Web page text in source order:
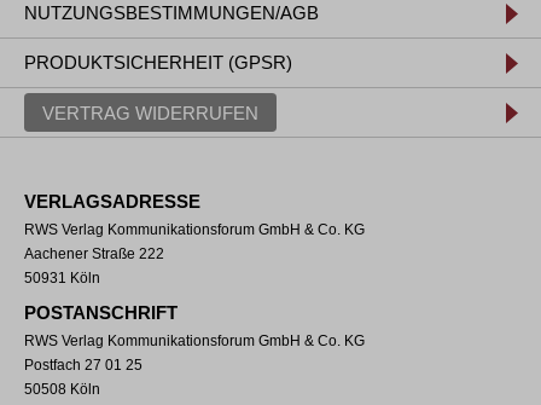
NUTZUNGSBESTIMMUNGEN/AGB
PRODUKTSICHERHEIT (GPSR)
VERTRAG WIDERRUFEN
VERLAGSADRESSE
RWS Verlag Kommunikationsforum GmbH & Co. KG
Aachener Straße 222
50931 Köln
POSTANSCHRIFT
RWS Verlag Kommunikationsforum GmbH & Co. KG
Postfach 27 01 25
50508 Köln